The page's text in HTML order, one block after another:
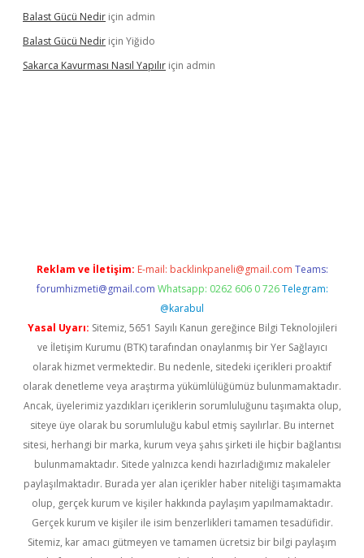
Balast Gücü Nedir için admin
Balast Gücü Nedir için Yiğido
Sakarca Kavurması Nasıl Yapılır için admin
Reklam ve İletişim: E-mail: backlinkpaneli@gmail.com Teams:
forumhizmeti@gmail.com Whatsapp: 0262 606 0 726 Telegram:
@karabul
Yasal Uyarı: Sitemiz, 5651 Sayılı Kanun gereğince Bilgi Teknolojileri
ve İletişim Kurumu (BTK) tarafından onaylanmış bir Yer Sağlayıcı
olarak hizmet vermektedir. Bu nedenle, sitedeki içerikleri proaktif
olarak denetleme veya araştırma yükümlülüğümüz bulunmamaktadır.
Ancak, üyelerimiz yazdıkları içeriklerin sorumluluğunu taşımakta olup,
siteye üye olarak bu sorumluluğu kabul etmiş sayılırlar. Bu internet
sitesi, herhangi bir marka, kurum veya şahıs şirketi ile hiçbir bağlantısı
bulunmamaktadır. Sitede yalnızca kendi hazırladığımız makaleler
paylaşılmaktadır. Burada yer alan içerikler haber niteliği taşımamakta
olup, gerçek kurum ve kişiler hakkında paylaşım yapılmamaktadır.
Gerçek kurum ve kişiler ile isim benzerlikleri tamamen tesadüfidir.
Sitemiz, kar amacı gütmeyen ve tamamen ücretsiz bir bilgi paylaşım